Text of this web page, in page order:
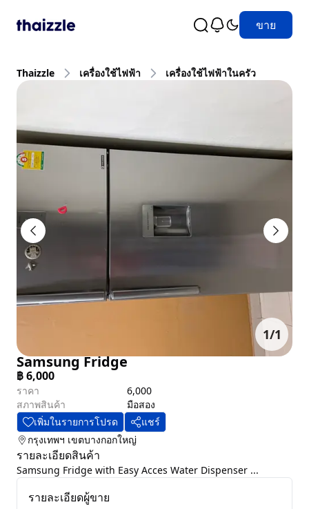
ขาย
Thaizzle เครื่องใช้ไฟฟ้า เครื่องใช้ไฟฟ้าในครัว
1/1
Samsung Fridge
฿6,000
ราคา
6,000
สภาพสินค้า
มือสอง
เพิ่มในรายการโปรด
แชร์
กรุงเทพฯ เขตบางกอกใหญ่
รายละเอียดสินค้า
Samsung Fridge with Easy Acces Water Dispenser ...
รายละเอียดผู้ขาย